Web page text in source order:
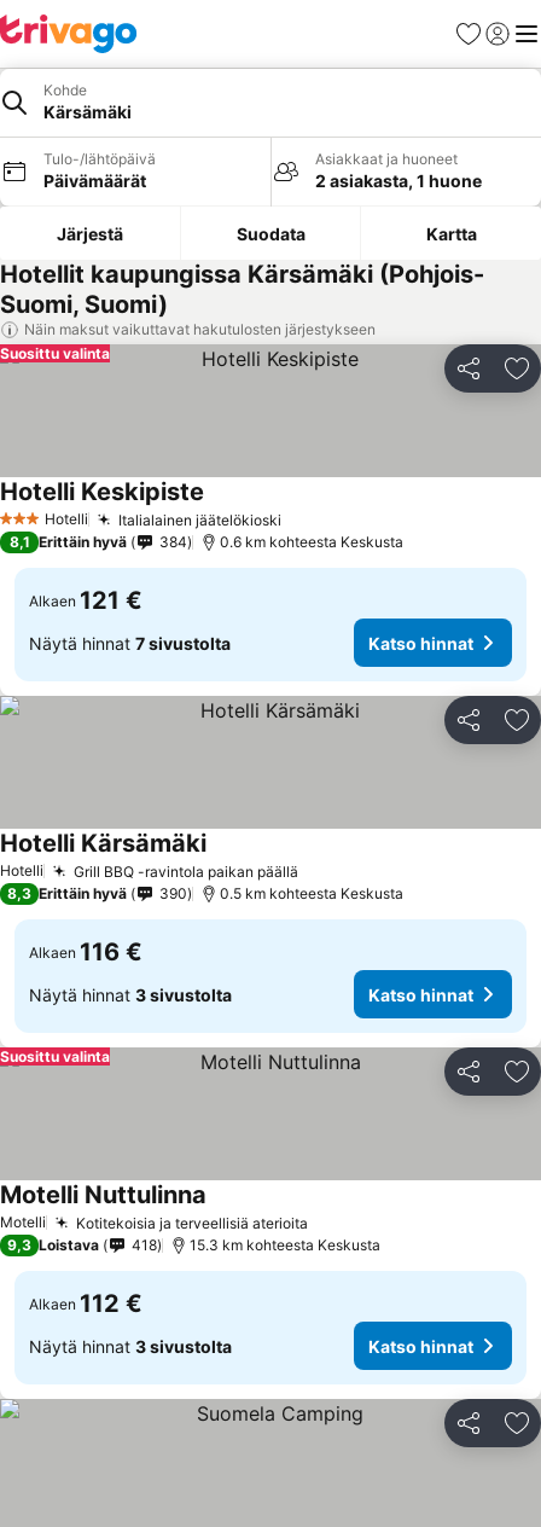
Suosikit
Kohde
Kärsämäki
Tulo-/lähtöpäivä
Päivämäärät
Asiakkaat ja huoneet
2 asiakasta, 1 huone
Järjestä Suodata Kartta
Hotellit kaupungissa Kärsämäki (Pohjois-
Suomi, Suomi)
Näin maksut vaikuttavat hakutulosten järjestykseen
Jaa
Suosittu valinta
3 Tähtiluokitus
Hotelli Italialainen jäätelökioski
Hotelli Keskipiste
8,1 Erittäin hyvä 384 0.6 km kohteesta Keskusta
Alkaen 121 €
Näytä hinnat 7 sivustolta Katso hinnat
Jaa
Hotelli Grill BBQ -ravintola paikan päällä
Hotelli Kärsämäki
8,3 Erittäin hyvä 390 0.5 km kohteesta Keskusta
Alkaen 116 €
Näytä hinnat 3 sivustolta Katso hinnat
Jaa
Suosittu valinta
Motelli Kotitekoisia ja terveellisiä aterioita
Motelli Nuttulinna
9,3 Loistava 418 15.3 km kohteesta Keskusta
Alkaen 112 €
Näytä hinnat 3 sivustolta Katso hinnat
Jaa